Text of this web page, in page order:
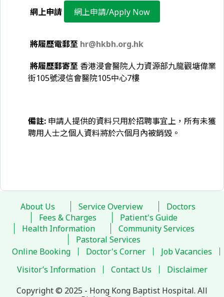
網上申請 網上申請/Apply Now
將履歷電郵至 hr@hkbh.org.hk
將履歷郵寄至 香港浸會醫院人力資源部九龍觀塘偉業
街105號浸信會醫院105中心7樓
備註: 申請人提供的資料只用於招聘事宜上，所有未獲
聘用人士之個人資料將於六個月內被銷毀。
About Us Service Overview
Doctors
Fees & Charges
Patient's Guide
Health Information
Community Services
Pastoral Services
Online Booking
Doctor's Corner
Job Vacancies
Visitor’s Information
Contact Us
Disclaimer
Copyright © 2025 - Hong Kong Baptist Hospital. All